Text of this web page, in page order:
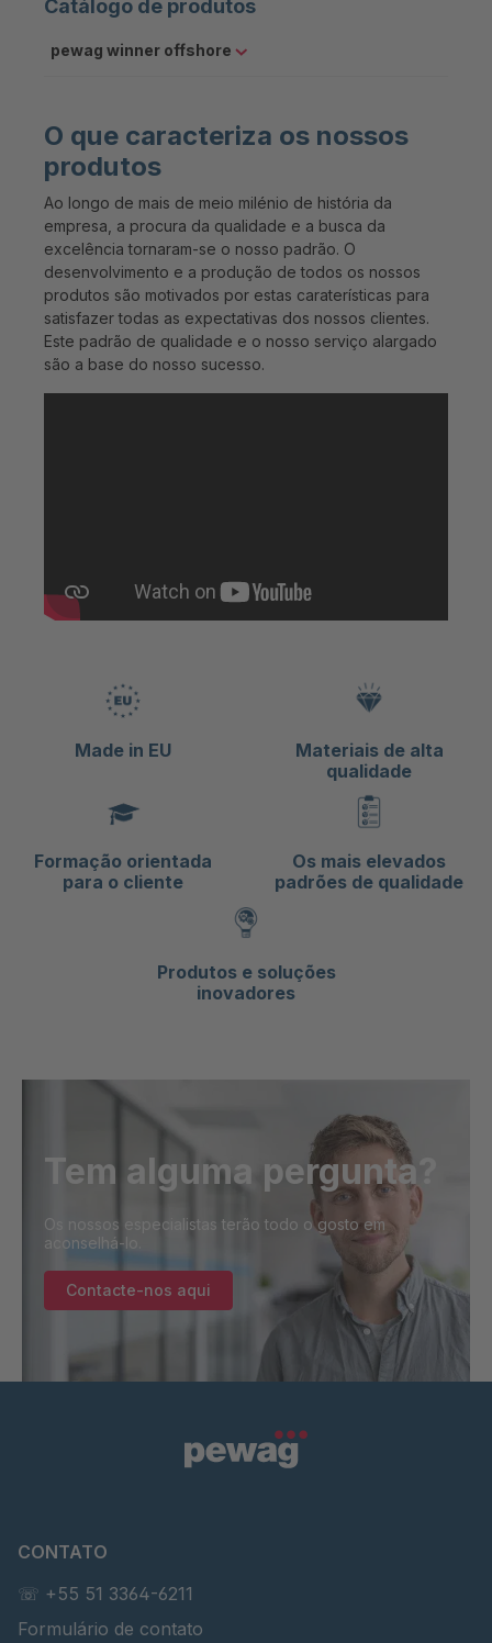
Catálogo de produtos
pewag winner offshore
O que caracteriza os nossos
produtos
Ao longo de mais de meio milénio de história da
empresa, a procura da qualidade e a busca da
excelência tornaram-se o nosso padrão. O
desenvolvimento e a produção de todos os nossos
produtos são motivados por estas caraterísticas para
satisfazer todas as expectativas dos nossos clientes.
Este padrão de qualidade e o nosso serviço alargado
são a base do nosso sucesso.
Made in EU
Materiais de alta
qualidade
Formação orientada
para o cliente
Os mais elevados
padrões de qualidade
Produtos e soluções
inovadores
Tem alguma pergunta?
Os nossos especialistas terão todo o gosto em
aconselhá-lo.
Contacte-nos aqui
CONTATO
☏ +55 51 3364-6211
Formulário de contato